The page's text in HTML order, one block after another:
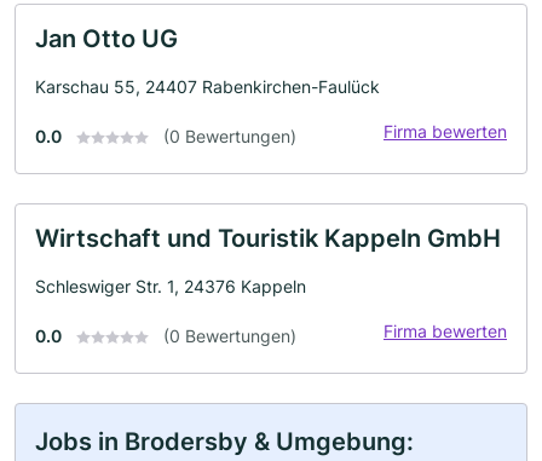
Jan Otto UG
Karschau 55, 24407 Rabenkirchen-Faulück
0.0 (0 Bewertungen) Firma bewerten
Wirtschaft und Touristik Kappeln GmbH
Schleswiger Str. 1, 24376 Kappeln
0.0 (0 Bewertungen) Firma bewerten
Jobs in Brodersby & Umgebung: